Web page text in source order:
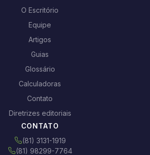
O Escritório
Equipe
Artigos
Guias
Glossário
Calculadoras
Contato
Diretrizes editoriais
CONTATO
(81) 3131-1919
(81) 98299-7764